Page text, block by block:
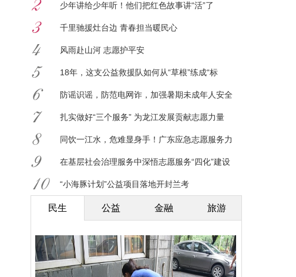
少年讲给少年听！他们把红色故事讲“活”了
千里驰援灶台边 青春担当暖民心
风雨赴山河 志愿护平安
18年，这支公益救援队如何从“草根”练成“标
杆”？
防谣识谣，防范电网诈，加强暑期未成年人安全
意识
扎实做好“三个服务” 为龙江发展贡献志愿力量
同饮一江水，危难显身手！广东应急志愿服务力
量驰援广西
在基层社会治理服务中深悟志愿服务“四化”建设
意义
“小海豚计划”公益项目落地开封兰考
民生 公益 金融 旅游